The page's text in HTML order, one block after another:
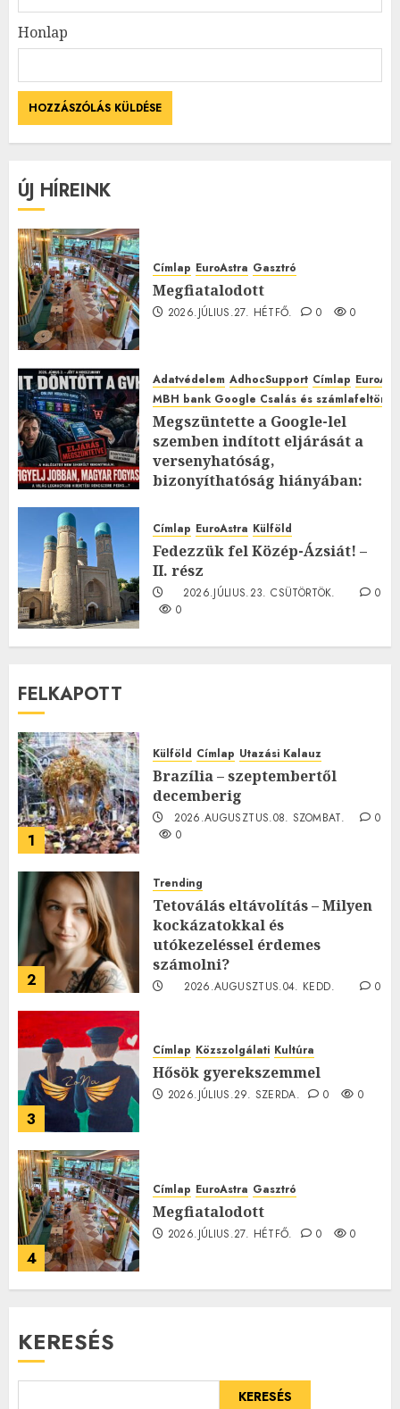
Honlap
ÚJ HÍREINK
Címlap EuroAstra Gasztró
Megfiatalodott
2026.JÚLIUS.27. HÉTFŐ. 0 0
Adatvédelem AdhocSupport Címlap
MBH bank Google Csalás és
Megszüntette a Google-lel
szemben indított eljárását a
versenyhatóság,
bizonyíthatóság hiányában:
2026.JÚLIUS.23. CSÜTÖRTÖK.
0
Címlap EuroAstra Külföld
Fedezzük fel Közép-Ázsiát! –
II. rész
2026.JÚLIUS.23. CSÜTÖRTÖK.
0
0
FELKAPOTT
1
Külföld Címlap Utazási Kalauz
Brazília – szeptembertől
decemberig
2026.AUGUSZTUS.08. SZOMBAT.
0
0
2
Trending
Tetoválás eltávolítás – Milyen
kockázatokkal és
utókezeléssel érdemes
számolni?
2026.AUGUSZTUS.04. KEDD.
0
3
Címlap Közszolgálati Kultúra
Hősök gyerekszemmel
2026.JÚLIUS.29. SZERDA. 0 0
4
Címlap EuroAstra Gasztró
Megfiatalodott
2026.JÚLIUS.27. HÉTFŐ. 0 0
KERESÉS
KERESÉS